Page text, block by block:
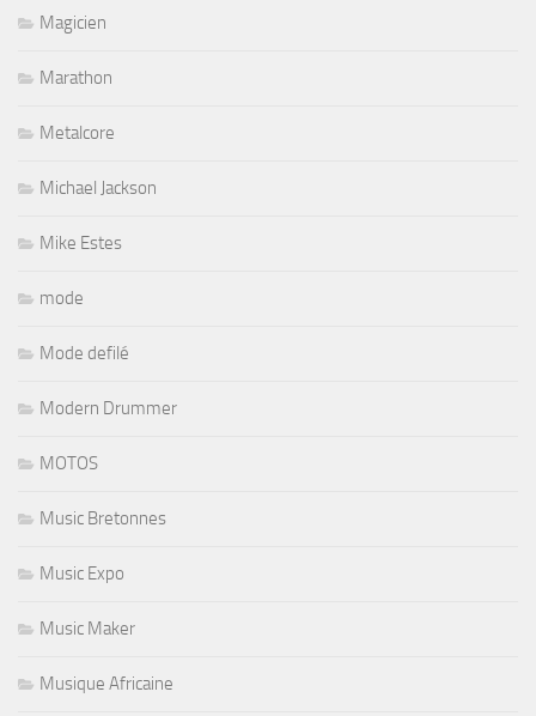
Magicien
Marathon
Metalcore
Michael Jackson
Mike Estes
mode
Mode defilé
Modern Drummer
MOTOS
Music Bretonnes
Music Expo
Music Maker
Musique Africaine